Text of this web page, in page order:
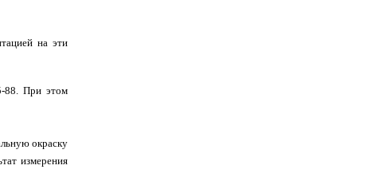
на эти
88. При этом
окраску
измерения